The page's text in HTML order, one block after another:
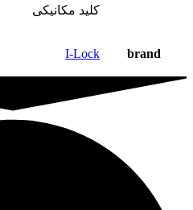
کلید مکانیکی
brand
I-Lock